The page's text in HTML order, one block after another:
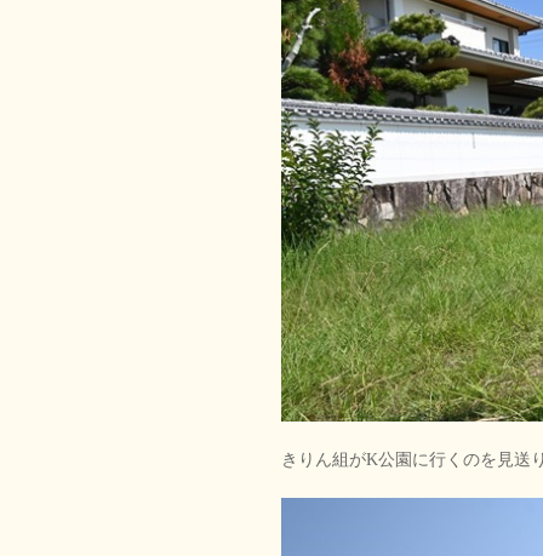
きりん組がK公園に行くのを見送